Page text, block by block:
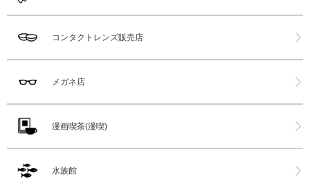
コンタクトレンズ販売店
メガネ店
漫画喫茶(漫喫)
水族館